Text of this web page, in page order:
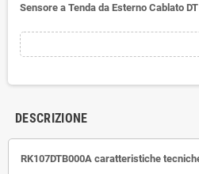
Sensore a Tenda da Esterno Cablato
DESCRIZIONE
RK107DTB000A caratteristiche